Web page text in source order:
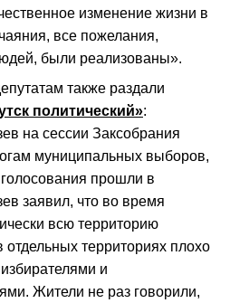
изменение жизни в
все пожелания,
были реализованы».
также раздали
политический»:
на сессии Заксобрания
муниципальных выборов,
прошли в
заявил, что во время
всю территорию
отдельных территориях плохо
и
Жители не раз говорили,